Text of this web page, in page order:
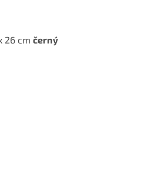
26 cm černý